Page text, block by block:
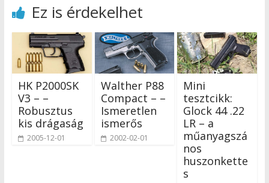
Ez is érdekelhet
HK P2000SK
V3 – –
Robusztus
kis drágaság
2005-12-01
Walther P88
Compact – –
Ismeretlen
ismerős
2002-02-01
Mini
tesztcikk:
Glock 44 .22
LR – a
műanyagszá
nos
huszonkette
s